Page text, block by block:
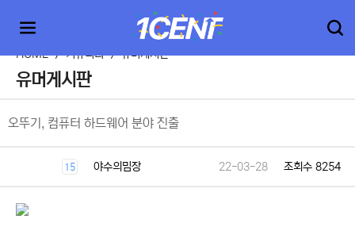
HOME > 커뮤니티 > 유머게시판
유머게시판
오뚜기, 컴퓨터 하드웨어 분야 진출
15 야수의밈장 22-03-28 조회수 8254